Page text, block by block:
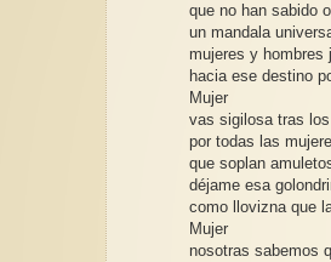
que no han sabido
un mandala
mujeres y hombres
hacia ese destino
Mujer
vas sigilosa tras
por todas las
que soplan
déjame esa
como llovizna que
Mujer
nosotras sabemos